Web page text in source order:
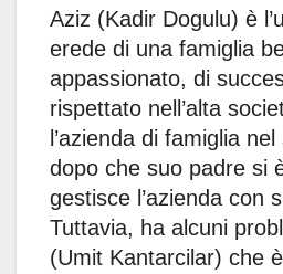
Aziz (Kadir Dogulu) è
erede di una famiglia
appassionato, di
rispettato nell’alta
l’azienda di famiglia
dopo che suo padre si
gestisce l’azienda con
Tuttavia, ha alcuni
(Umit Kantarcilar) che